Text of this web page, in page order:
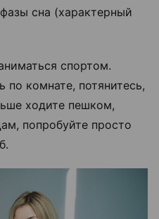
сна (характерный
спортом.
по комнате, потянитесь,
ходите пешком,
попробуйте просто